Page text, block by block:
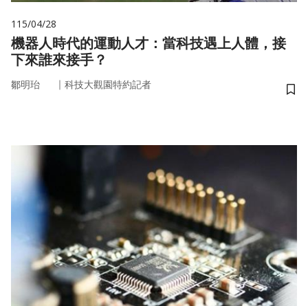
115/04/28
機器人時代的運動人才：當科技遇上人體，接
下來誰來接手？
鄒明珆 ｜ 科技大觀園特約記者
儲